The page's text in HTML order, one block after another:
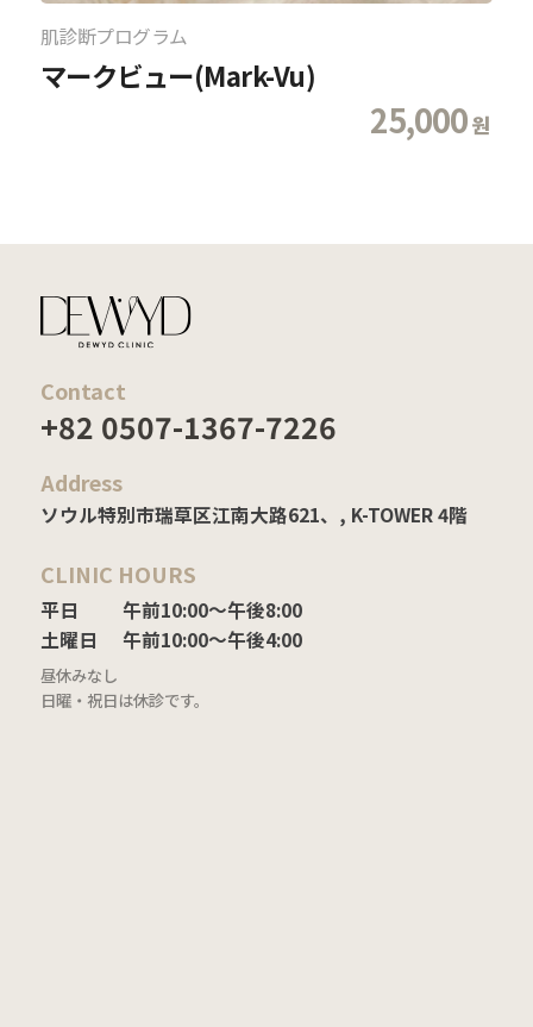
肌診断プログラム
マークビュー(Mark-Vu)
25,000원
Contact
+82 0507-1367-7226
Address
ソウル特別市瑞草区江南大路621、, K-TOWER 4階
CLINIC HOURS
平日
土曜日
午前10:00〜午後8:00
午前10:00〜午後4:00
昼休みなし
日曜・祝日は休診です。